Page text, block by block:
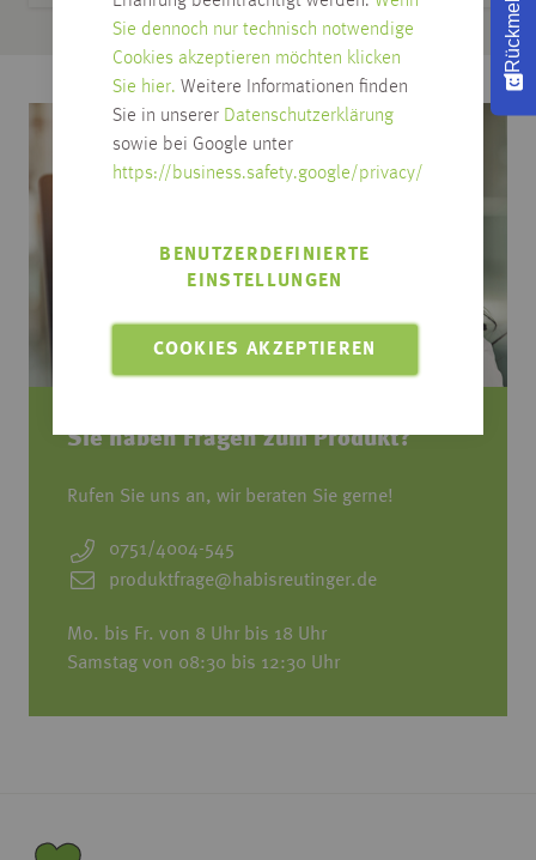
Sie dennoch nur technisch notwendige
Cookies akzeptieren möchten klicken
Sie hier. Weitere Informationen finden
Sie in unserer Datenschutzerklärung
sowie bei Google unter
https://business.safety.google/privacy/
COOKIES AKZEPTIEREN
BENUTZERDEFINIERTE
EINSTELLUNGEN
Sie haben Fragen zum Produkt?
Rufen Sie uns an, wir beraten Sie gerne!
0751/4004-545
produktfrage@habisreutinger.de
Mo. bis Fr. von 8 Uhr bis 18 Uhr
Samstag von 08:30 bis 12:30 Uhr